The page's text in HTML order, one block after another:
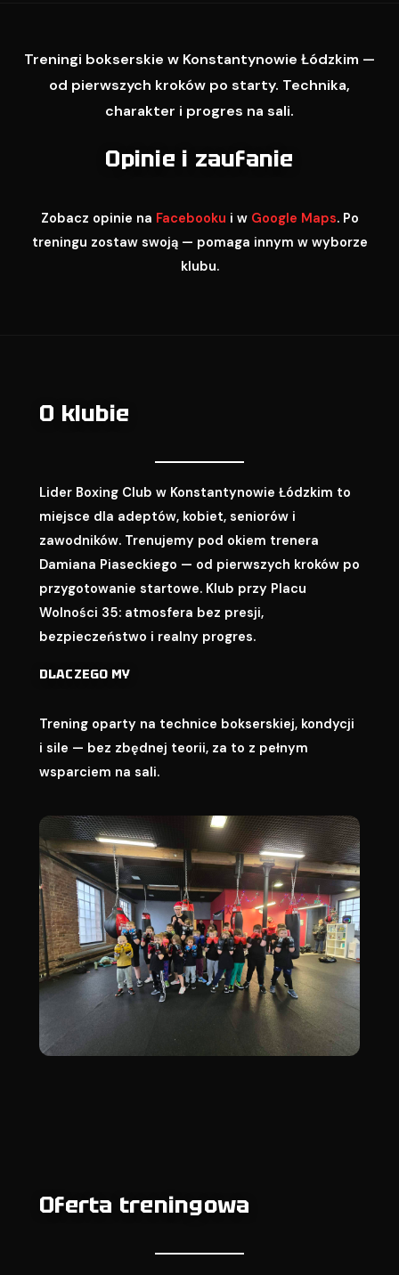
Treningi bokserskie w Konstantynowie Łódzkim —
od pierwszych kroków po starty. Technika,
charakter i progres na sali.
Opinie i zaufanie
Zobacz opinie na Facebooku i w Google Maps. Po
treningu zostaw swoją — pomaga innym w wyborze
klubu.
O klubie
Lider Boxing Club w Konstantynowie Łódzkim to
miejsce dla adeptów, kobiet, seniorów i
zawodników. Trenujemy pod okiem trenera
Damiana Piaseckiego — od pierwszych kroków po
przygotowanie startowe. Klub przy Placu
Wolności 35: atmosfera bez presji,
bezpieczeństwo i realny progres.
DLACZEGO MY
Trening oparty na technice bokserskiej, kondycji
i sile — bez zbędnej teorii, za to z pełnym
wsparciem na sali.
Oferta treningowa